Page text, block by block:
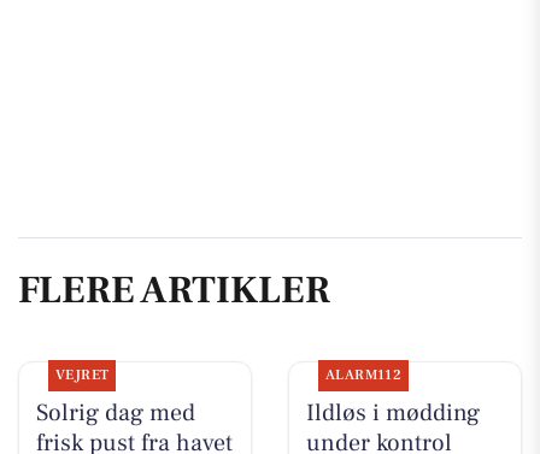
FLERE ARTIKLER
VEJRET
Solrig dag med
frisk pust fra havet
ALARM112
Ildløs i mødding
under kontrol